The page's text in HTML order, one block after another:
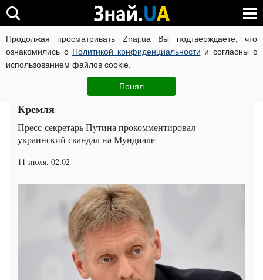
Продолжая просматривать Znaj.ua Вы подтверждаете, что
ознакомились с Политикой конфиденциальности и согласны с
использованием файлов cookie.
Понял
ВОЙНА РОССИИ ПРОТИВ УКРАИНЫ КОРОНАВИРУС В
ЧИТАТИ УКРАЇНСЬКОЮ
Хорватское "Слава Украине!" докатилось до
Кремля
Пресс-секретарь Путина прокомментировал
украинский скандал на Мундиале
11 июля, 02:02